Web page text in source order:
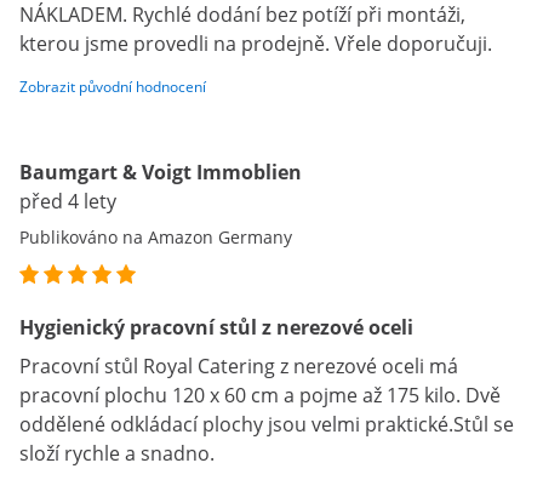
NÁKLADEM. Rychlé dodání bez potíží při montáži,
kterou jsme provedli na prodejně. Vřele doporučuji.
Zobrazit původní hodnocení
Baumgart & Voigt Immoblien
před 4 lety
Publikováno na Amazon Germany
Hygienický pracovní stůl z nerezové oceli
Pracovní stůl Royal Catering z nerezové oceli má
pracovní plochu 120 x 60 cm a pojme až 175 kilo. Dvě
oddělené odkládací plochy jsou velmi praktické.Stůl se
složí rychle a snadno.